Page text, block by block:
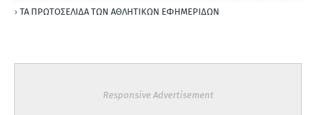
ΤΑ ΠΡΩΤΟΣΕΛΙΔΑ ΤΩΝ ΑΘΛΗΤΙΚΩΝ ΕΦΗΜΕΡΙΔΩΝ
Responsive Advertisement